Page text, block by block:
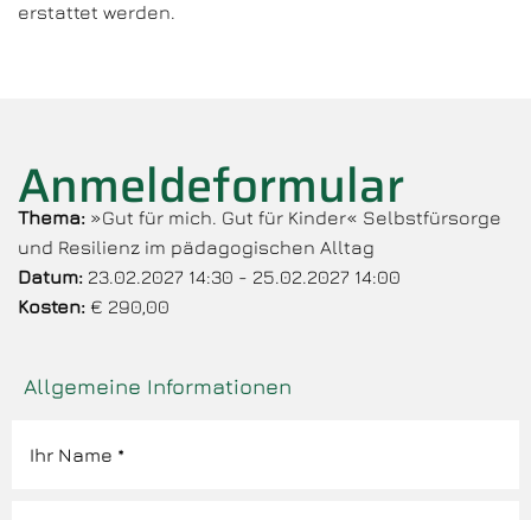
erstattet werden.
Anmeldeformular
Thema: »Gut für mich. Gut für Kinder« Selbstfürsorge
und Resilienz im pädagogischen Alltag
Datum: 23.02.2027 14:30 - 25.02.2027 14:00
Kosten: € 290,00
Allgemeine Informationen